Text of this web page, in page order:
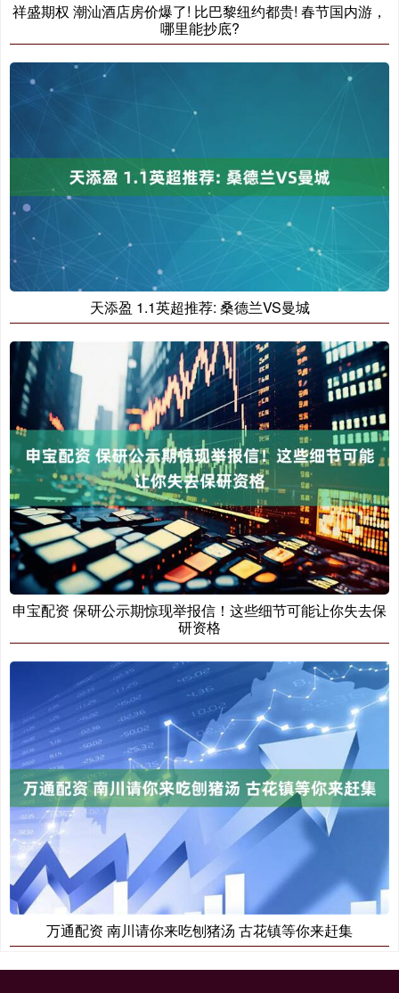
祥盛期权 潮汕酒店房价爆了! 比巴黎纽约都贵! 春节国内游，
哪里能抄底?
天添盈 1.1英超推荐: 桑德兰VS曼城
申宝配资 保研公示期惊现举报信！这些细节可能让你失去保
研资格
万通配资 南川请你来吃刨猪汤 古花镇等你来赶集